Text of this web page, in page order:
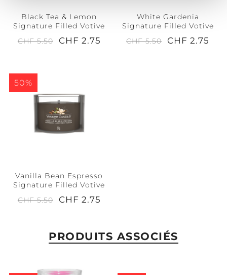
Black Tea & Lemon
Signature Filled Votive
CHF 5.50
CHF 2.75
White Gardenia
Signature Filled Votive
CHF 5.50
CHF 2.75
50%
Vanilla Bean Espresso
Signature Filled Votive
CHF 5.50
CHF 2.75
PRODUITS ASSOCIÉS